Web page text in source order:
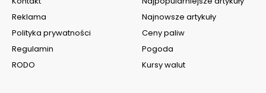
Reklama
Polityka prywatności
Regulamin
RODO
Najnowsze artykuły
Ceny paliw
Pogoda
Kursy walut